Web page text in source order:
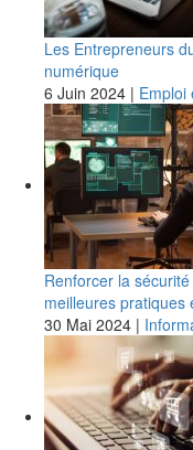
Les Entrepreneurs
numérique
6 Juin 2024 | Emploi
Renforcer la
meilleures pratiques
30 Mai 2024 |